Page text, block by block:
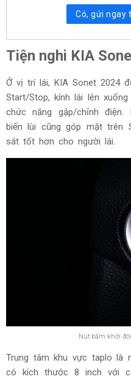
Có, gửi ngay
Tiện nghi KIA
Ở vị trí lái, KIA Sonet 2024
Start/Stop, kính lái lên
chức năng gập/chỉnh
biến lùi cũng góp mặt trên
sát tốt hơn cho người lái.
Nút bấm khởi
Trung tâm khu vực taplo là
có kích thước 8 inch với